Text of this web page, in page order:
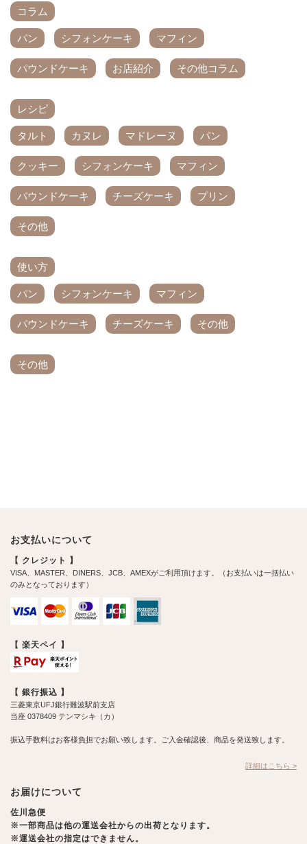
コラム
パン シフォンケーキ マフィン
パウンドケーキ お店紹介 その他コラム
レシピ
タルト カヌレ マドレーヌ パン
クッキー シフォンケーキ マフィン
パウンドケーキ チーズケーキ プリン
その他
使い方
パン シフォンケーキ マフィン
パウンドケーキ チーズケーキ その他
その他
お支払いについて
【 クレジット 】
VISA、MASTER、DINERS、JCB、AMEXがご利用頂けます。（お支払いは一括払い
のみとなっております）
【 楽天ペイ 】
【 銀行振込 】
三菱東京UFJ銀行難波駅前支店
当座 0378409 テンマシキ（カ）
振込手数料はお客様負担でお願い致します。ご入金確認後、商品を発送致します。
詳細はこちら >
お届けについて
佐川急便
※一部商品は他の運送会社からの出荷となります。
※運送会社の指定はできません。